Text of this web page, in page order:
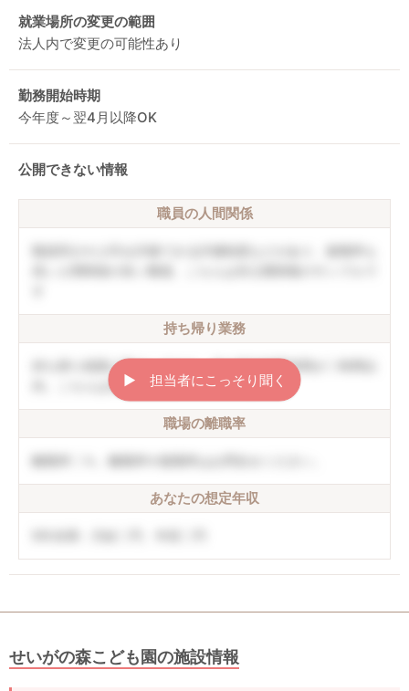
就業場所の変更の範囲
法人内で変更の可能性あり
勤務開始時期
今年度～翌4月以降OK
公開できない情報
職員の人間関係
持ち帰り業務
持ち帰り残業は禁止しており、月の平均残業時間が〇時間以
内。こちらは非公開情報のサンプルです
職場の離職率
あなたの想定年収
▶︎ 担当者にこっそり聞く
せいがの森こども園の施設情報